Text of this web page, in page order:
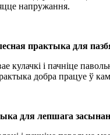
напружання.
практыка для
кулачкі і пачніце
добра працуе ў
для лепшага